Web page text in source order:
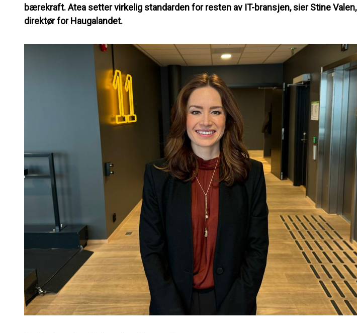
bærekraft. Atea setter virkelig standarden for resten av IT-bransjen, sier Stine Valen,
direktør for Haugalandet.